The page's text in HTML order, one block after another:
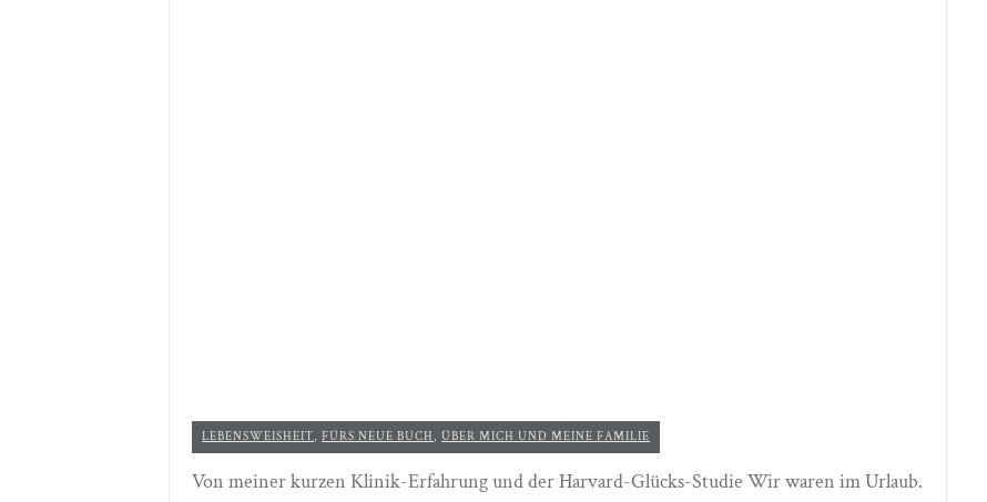
LEBENSWEISHEIT, FÜRS NEUE BUCH , ÜBER MICH UND MEINE FAMILIE
Von meiner kurzen Klinik-Erfahrung und der Harvard-Glücks-Studie Wir waren im Urlaub.